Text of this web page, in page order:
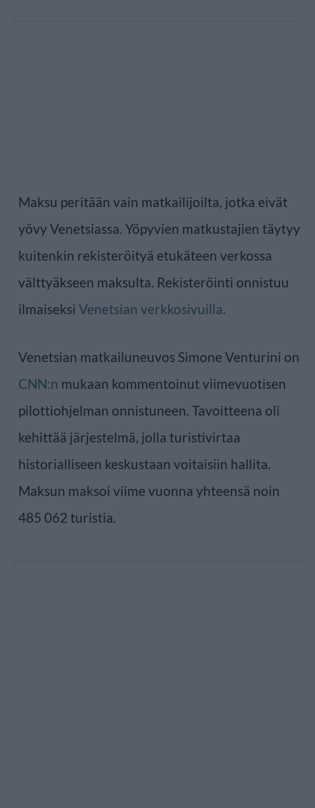
Maksu peritään vain matkailijoilta, jotka eivät
yövy Venetsiassa. Yöpyvien matkustajien täytyy
kuitenkin rekisteröityä etukäteen verkossa
välttyäkseen maksulta. Rekisteröinti onnistuu
ilmaiseksi Venetsian verkkosivuilla.
Venetsian matkailuneuvos Simone Venturini on
CNN:n mukaan kommentoinut viimevuotisen
pilottiohjelman onnistuneen. Tavoitteena oli
kehittää järjestelmä, jolla turistivirtaa
historialliseen keskustaan voitaisiin hallita.
Maksun maksoi viime vuonna yhteensä noin
485 062 turistia.